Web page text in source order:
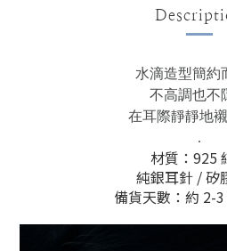
水滴造型簡約
不高調也不
在耳際靜靜地
.
材質：925
純銀耳針 / 矽
備貨天數：約 2-